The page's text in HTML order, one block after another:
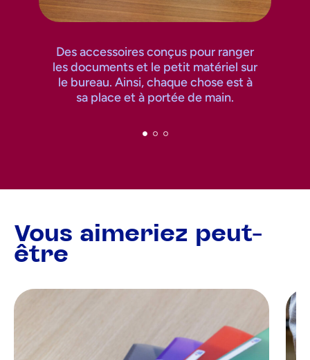
Des accessoires conçus pour ranger
les documents et le petit matériel sur
le bureau. Ainsi, chaque chose est à
sa place et à portée de main.
Vous aimeriez peut-
être